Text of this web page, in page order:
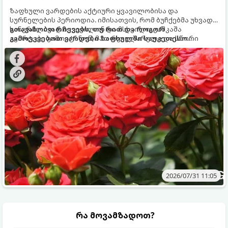
ზაფხული ვარდების აქტიური ყვავილობისა და
სურნელების პერიოდია. იმისათვის, რომ ბუჩქებმა უხვად,
ხანგრძლივად იყვავილონ და მსხვილი, კაშკაშა
კვირტები გამოიტანონ, მათ რეგულარული და სწორი
გამოკვება სჭირდებათ. ზაფხულის პერიოდში მცენარის
მოთხოვნილებები იცვლება, ამიტომ მნიშვნელოვანია
ვიცოდეთ, რომელი სასუქები გამოიყენება ამ დროს.
გთავაზობთ რჩევებს, თუ რით და როგორ
გამოვკვებოთ ვარდები ზაფხულში საუკეთესო
შედეგის მისაღწევად:
2026/07/31 11:05
რა მოვამზადოთ?